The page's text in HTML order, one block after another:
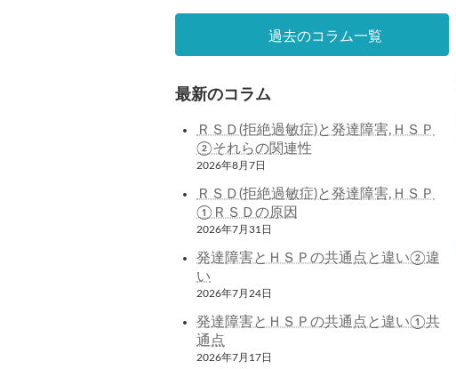
過去のコラム一覧
最新のコラム
ＲＳＤ(拒絶過敏症)と発達障害,ＨＳＰ
②それらの関連性
2026年8月7日
ＲＳＤ(拒絶過敏症)と発達障害,ＨＳＰ
①ＲＳＤの原因
2026年7月31日
発達障害とＨＳＰの共通点と違い②違
い
2026年7月24日
発達障害とＨＳＰの共通点と違い①共
通点
2026年7月17日